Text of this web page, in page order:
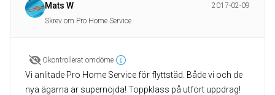
Mats W
2017-02-09
Skrev om Pro Home Service
Okontrollerat omdöme
Vi anlitade Pro Home Service för flyttstäd. Både vi och de
nya ägarna är supernöjda! Toppklass på utfört uppdrag!